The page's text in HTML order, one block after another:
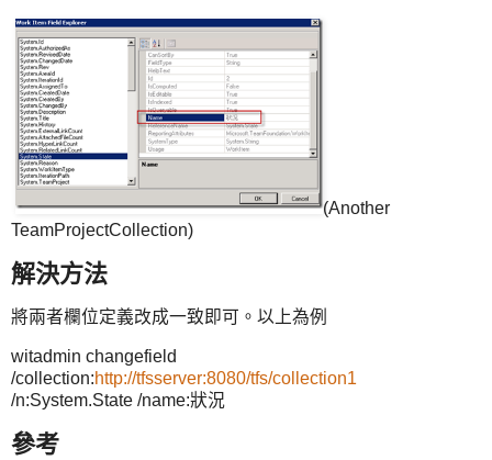
(Another
TeamProjectCollection)
解決方法
將兩者欄位定義改成一致即可。以上為例
witadmin changefield
/collection:http://tfsserver:8080/tfs/collection1
/n:System.State /name:狀況
參考